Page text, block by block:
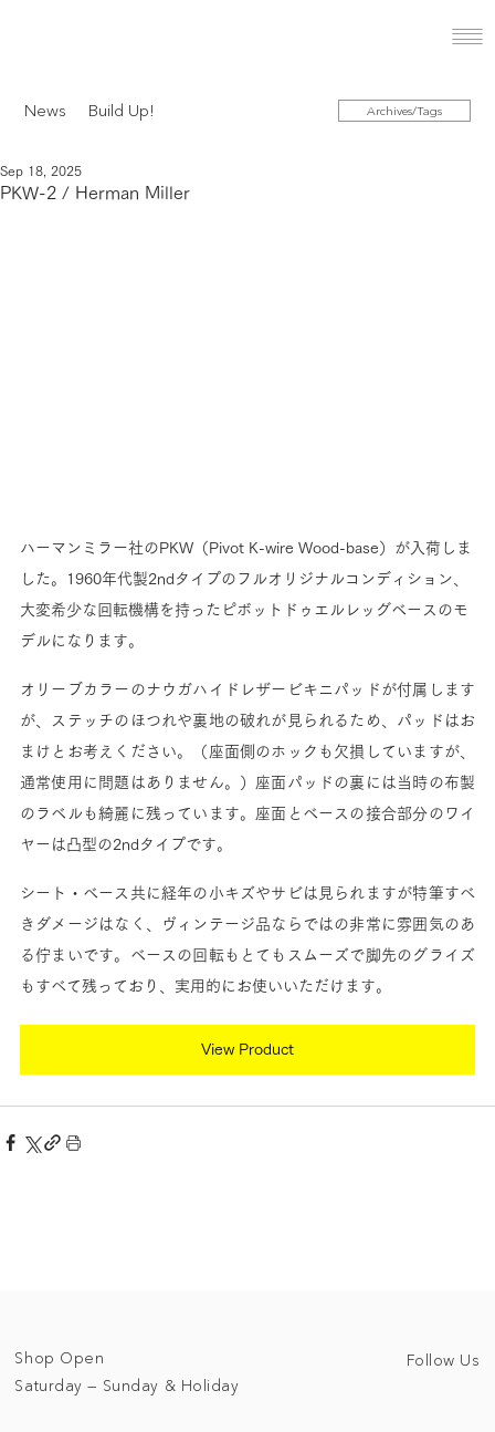
PKW-2 / Herman Miller
Sep 18, 2025
ハーマンミラー社のPKW（Pivot K-wire Wood-base）が入荷しま
した。1960年代製2ndタイプのフルオリジナルコンディション、
大変希少な回転機構を持ったピボットドゥエルレッグベースのモ
デルになります。
オリーブカラーのナウガハイドレザービキニパッドが付属します
が、ステッチのほつれや裏地の破れが見られるため、パッドはお
まけとお考えください。（座面側のホックも欠損していますが、
通常使用に問題はありません。）座面パッドの裏には当時の布製
のラベルも綺麗に残っています。座面とベースの接合部分のワイ
ヤーは凸型の2ndタイプです。
シート・ベース共に経年の小キズやサビは見られますが特筆すべ
きダメージはなく、ヴィンテージ品ならではの非常に雰囲気のあ
る佇まいです。ベースの回転もとてもスムーズで脚先のグライズ
もすべて残っており、実用的にお使いいただけます。
View Product
News Build Up! Archives/Tags
Shop Open
Saturday — Sunday & Holiday
Follow Us